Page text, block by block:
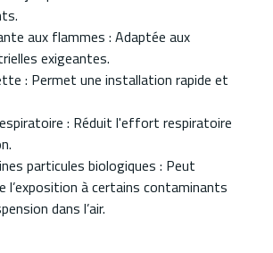
aux flammes : Adaptée aux
exigeantes.
: Permet une installation rapide et
: Réduit l'effort respiratoire
particules biologiques : Peut
l’exposition à certains contaminants
dans l’air.